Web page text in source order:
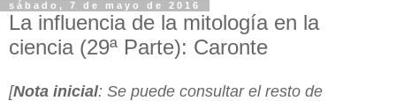
sábado, 7 de mayo de 2016
La influencia de la mitología en la
ciencia (29ª Parte): Caronte
[Nota inicial: Se puede consultar el resto de